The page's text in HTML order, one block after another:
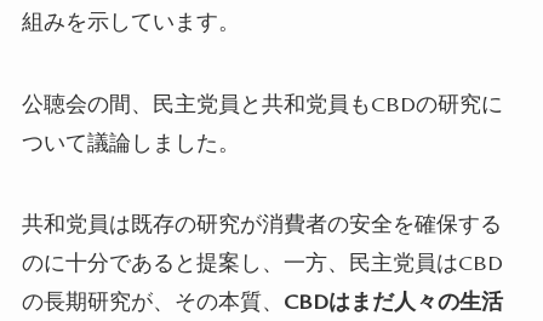
組みを示しています。
公聴会の間、民主党員と共和党員もCBDの研究に
ついて議論しました。
共和党員は既存の研究が消費者の安全を確保する
のに十分であると提案し、一方、民主党員はCBD
の長期研究が、その本質、 CBDはまだ人々の生活